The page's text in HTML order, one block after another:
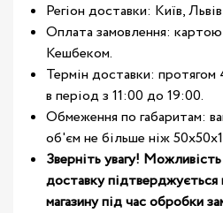
Регіон доставки: Київ,
Оплата замовлення:
Кешбеком.
Термін доставки: протягом
в період з 11:00 до 19:00.
Обмеження по габаритам:
об'єм не більше ніж
Зверніть увагу!
доставку
магазину під час обробки